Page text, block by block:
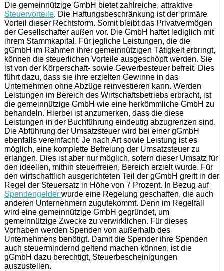
Die gemeinnützige GmbH bietet zahlreiche, attraktive
Steuervorteile. Die Haftungsbeschränkung ist der primäre
Vorteil dieser Rechtsform. Somit bleibt das Privatvermögen
der Gesellschafter außen vor. Die GmbH haftet lediglich mit
ihrem Stammkapital. Für jegliche Leistungen, die die
gGmbH im Rahmen ihrer gemeinnützigen Tätigkeit erbringt,
können die steuerlichen Vorteile ausgeschöpft werden. Sie
ist von der Körperschaft- sowie Gewerbesteuer befreit. Dies
führt dazu, dass sie ihre erzielten Gewinne in das
Unternehmen ohne Abzüge reinvestieren kann. Werden
Leistungen im Bereich des Wirtschaftsbetriebs erbracht, ist
die gemeinnützige GmbH wie eine herkömmliche GmbH zu
behandeln. Hierbei ist anzumerken, dass die diese
Leistungen in der Buchführung eindeutig abzugrenzen sind.
Die Abführung der Umsatzsteuer wird bei einer gGmbH
ebenfalls vereinfacht. Je nach Art sowie Leistung ist es
möglich, eine komplette Befreiung der Umsatzsteuer zu
erlangen. Dies ist aber nur möglich, sofern dieser Umsatz für
den ideellen, mithin steuerfreien, Bereich erzielt wurde. Für
den wirtschaftlich ausgerichteten Teil der gGmbH greift in der
Regel der Steuersatz in Höhe von 7 Prozent. In Bezug auf
Spendengelder wurde eine Regelung geschaffen, die auch
anderen Unternehmern zugutekommt. Denn im Regelfall
wird eine gemeinnützige GmbH gegründet, um
gemeinnützige Zwecke zu verwirklichen. Für dieses
Vorhaben werden Spenden von außerhalb des
Unternehmens benötigt. Damit die Spender ihre Spenden
auch steuermindernd geltend machen können, ist die
gGmbH dazu berechtigt, Steuerbescheinigungen
auszustellen.